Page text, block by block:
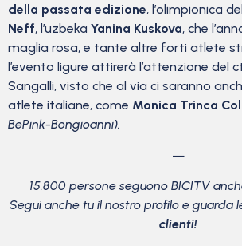
della passata edizione, l’olimpionica
Neff, l’uzbeka Yanina Kuskova, che
maglia rosa, e tante altre forti atlete
l’evento ligure attirerà l’attenzione del
Sangalli, visto che al via ci saranno
atlete italiane, come Monica Trinca
BePink-Bongioanni).
—
15.800 persone seguono BICITV
Segui anche tu il nostro profilo e guarda
clienti!